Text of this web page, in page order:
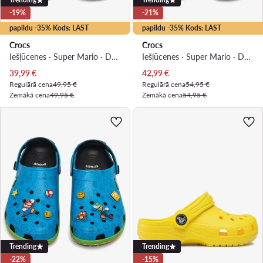
papildu -35% Kods: LAST
-19%
Crocs
Iešļūcenes · Super Mario · Daudzkrāsains
Pašreizējā cena
39,99€
Regulārā cena49,95 €
Zemākā cena49,95 €
papildu -35% Kods: LAST
-21%
Crocs
Iešļūcenes · Super Mario · Daudzkrāsains
Pašreizējā cena
42,99€
Regulārā cena54,95 €
Zemākā cena54,95 €
Trending
-22%
Trending
-15%